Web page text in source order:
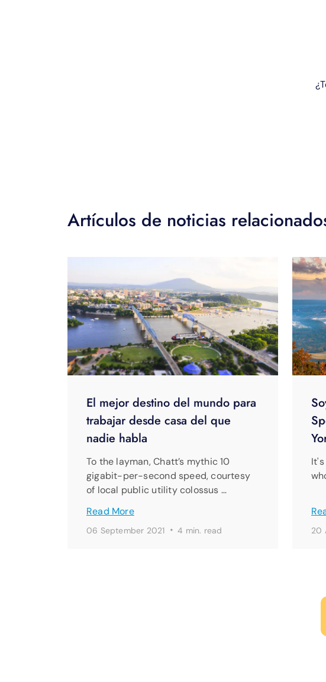
Artículos de noticias
El mejor destino del mundo para
trabajar desde casa del que
nadie habla
To the layman, Chatt’s mythic 10
gigabit-per-second speed, courtesy
of local public utility colossus …
Read More
06 September 2021 ·4 min. read 20